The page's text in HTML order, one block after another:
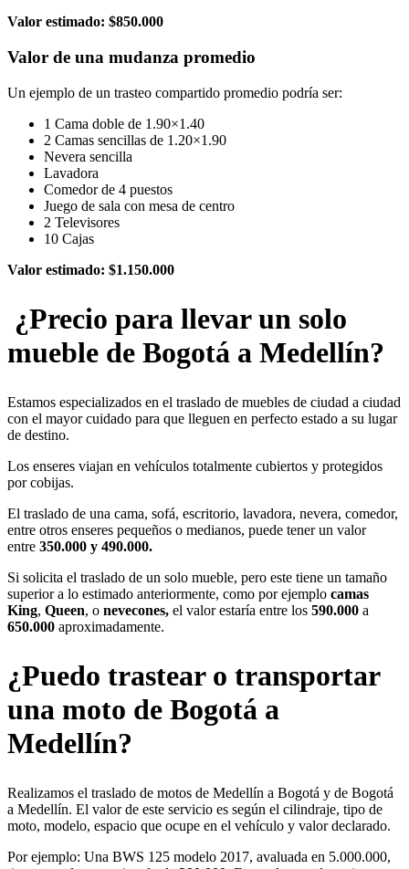
Valor estimado: $850.000
Valor de una mudanza promedio
Un ejemplo de un trasteo compartido promedio podría ser:
1 Cama doble de 1.90×1.40
2 Camas sencillas de 1.20×1.90
Nevera sencilla
Lavadora
Comedor de 4 puestos
Juego de sala con mesa de centro
2 Televisores
10 Cajas
Valor estimado: $1.150.000
¿Precio para llevar un solo
mueble de Bogotá a Medellín?
Estamos especializados en el traslado de muebles de ciudad a ciudad
con el mayor cuidado para que lleguen en perfecto estado a su lugar
de destino.
Los enseres viajan en vehículos totalmente cubiertos y protegidos
por cobijas.
El traslado de una cama, sofá, escritorio, lavadora, nevera, comedor,
entre otros enseres pequeños o medianos, puede tener un valor
entre 350.000 y 490.000.
Si solicita el traslado de un solo mueble, pero este tiene un tamaño
superior a lo estimado anteriormente, como por ejemplo camas
King, Queen, o nevecones, el valor estaría entre los 590.000 a
650.000 aproximadamente.
¿Puedo trastear o transportar
una moto de Bogotá a
Medellín?
Realizamos el traslado de motos de Medellín a Bogotá y de Bogotá
a Medellín. El valor de este servicio es según el cilindraje, tipo de
moto, modelo, espacio que ocupe en el vehículo y valor declarado.
Por ejemplo: Una BWS 125 modelo 2017, avaluada en 5.000.000,